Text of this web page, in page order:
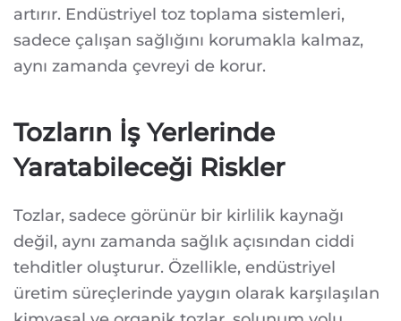
artırır. Endüstriyel toz toplama sistemleri,
sadece çalışan sağlığını korumakla kalmaz,
aynı zamanda çevreyi de korur.
Tozların İş Yerlerinde
Yaratabileceği Riskler
Tozlar, sadece görünür bir kirlilik kaynağı
değil, aynı zamanda sağlık açısından ciddi
tehditler oluşturur. Özellikle, endüstriyel
üretim süreçlerinde yaygın olarak karşılaşılan